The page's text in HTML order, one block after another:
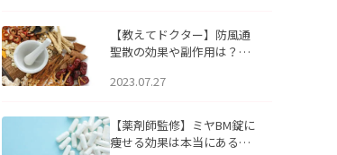
【教えてドクター】防風通
聖散の効果や副作用は？長
2023.07.27
【薬剤師監修】ミヤBM錠に
痩せる効果は本当にある